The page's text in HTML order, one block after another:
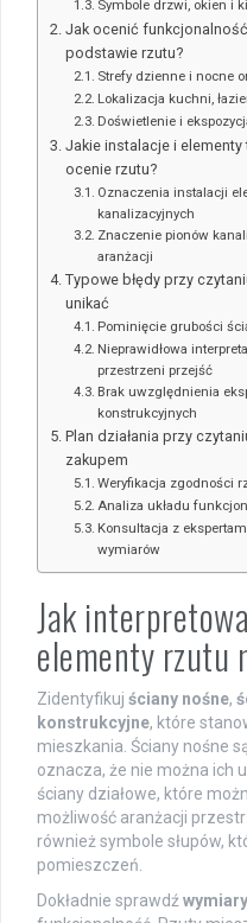
Symbole drzwi, okien i
Jak ocenić
podstawie rzutu?
Strefy dzienne i nocne
Lokalizacja kuchni,
Doświetlenie i
Jakie instalacje i
ocenie rzutu?
Oznaczenia instalacji
kanalizacyjnych
Znaczenie pionów
aranżacji
Typowe błędy przy
unikać
Pominięcie grubości
Nieprawidłowa
przestrzeni przejść
Brak uwzględnienia
konstrukcyjnych
Plan działania przy
zakupem
Weryfikacja zgodności
Analiza układu
Konsultacja z
wymiarów
Jak
elementy rzutu
Zidentyfikuj ściany nośne,
konstrukcyjne, które
mieszkania. Ściany nośne
oznacza, że nie można ich
ściany działowe, które
możliwość aranżacji
również symbole słupów,
pomieszczeń.
Dokładnie sprawdź wymiary